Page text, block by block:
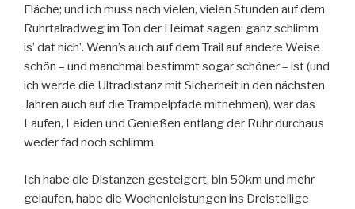
Fläche; und ich muss nach vielen, vielen Stunden auf dem
Ruhrtalradweg im Ton der Heimat sagen: ganz schlimm
is’ dat nich’. Wenn’s auch auf dem Trail auf andere Weise
schön – und manchmal bestimmt sogar schöner – ist (und
ich werde die Ultradistanz mit Sicherheit in den nächsten
Jahren auch auf die Trampelpfade mitnehmen), war das
Laufen, Leiden und Genießen entlang der Ruhr durchaus
weder fad noch schlimm.
Ich habe die Distanzen gesteigert, bin 50km und mehr
gelaufen, habe die Wochenleistungen ins Dreistellige